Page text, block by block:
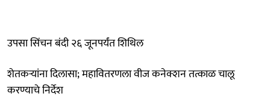
उपसा सिंचन बंदी २६ जूनपर्यंत शिथिल
शेतकऱ्यांना दिलासा; महावितरणला वीज कनेक्शन तत्काळ चालू
करण्याचे निर्देश